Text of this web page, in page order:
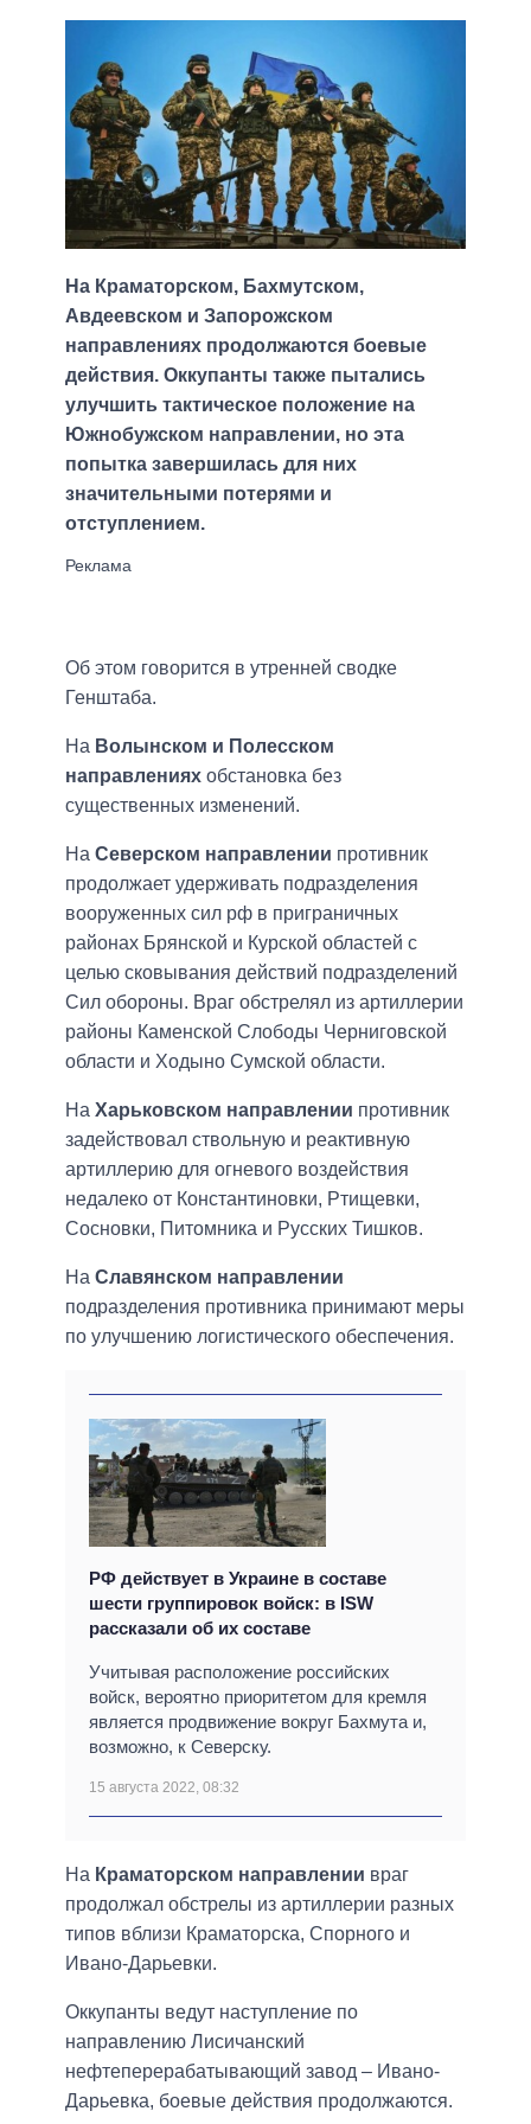
На Краматорском, Бахмутском,
Авдеевском и Запорожском
направлениях продолжаются боевые
действия. Оккупанты также пытались
улучшить тактическое положение на
Южнобужском направлении, но эта
попытка завершилась для них
значительными потерями и
отступлением.
Об этом говорится в утренней сводке
Генштаба.
На Волынском и Полесском
направлениях обстановка без
существенных изменений.
На Северском направлении противник
продолжает удерживать подразделения
вооруженных сил рф в приграничных
районах Брянской и Курской областей с
целью сковывания действий подразделений
Сил обороны. Враг обстрелял из артиллерии
районы Каменской Слободы Черниговской
области и Ходыно Сумской области.
На Харьковском направлении противник
задействовал ствольную и реактивную
артиллерию для огневого воздействия
недалеко от Константиновки, Ртищевки,
Сосновки, Питомника и Русских Тишков.
На Славянском направлении
подразделения противника принимают меры
по улучшению логистического обеспечения.
РФ действует в Украине в составе
шести группировок войск: в ISW
рассказали об их составе
Учитывая расположение российских
войск, вероятно приоритетом для кремля
является продвижение вокруг Бахмута и,
возможно, к Северску.
15 августа 2022, 08:32
На Краматорском направлении враг
продолжал обстрелы из артиллерии разных
типов вблизи Краматорска, Спорного и
Ивано-Дарьевки.
Оккупанты ведут наступление по
направлению Лисичанский
нефтеперерабатывающий завод – Ивано-
Дарьевка, боевые действия продолжаются.